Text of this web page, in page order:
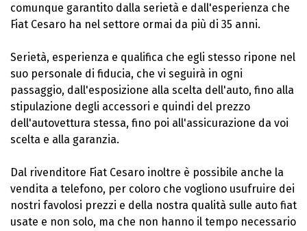
comunque garantito dalla serietà e dall'esperienza che
Fiat Cesaro ha nel settore ormai da più di 35 anni.
Serietà, esperienza e qualifica che egli stesso ripone nel
suo personale di fiducia, che vi seguirà in ogni
passaggio, dall'esposizione alla scelta dell'auto, fino alla
stipulazione degli accessori e quindi del prezzo
dell'autovettura stessa, fino poi all'assicurazione da voi
scelta e alla garanzia.
Dal rivenditore Fiat Cesaro inoltre è possibile anche la
vendita a telefono, per coloro che vogliono usufruire dei
nostri favolosi prezzi e della nostra qualità sulle auto fiat
usate e non solo, ma che non hanno il tempo necessario